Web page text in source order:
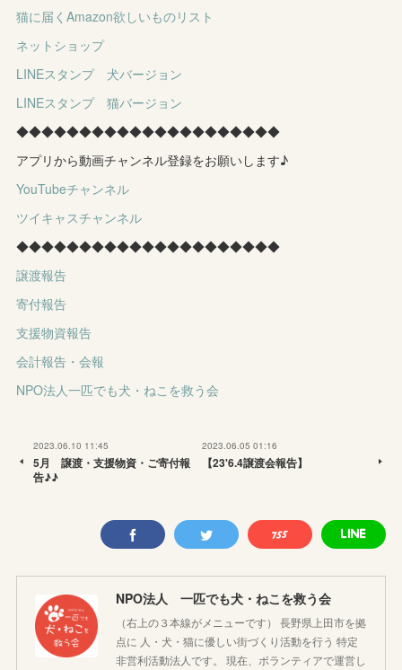
猫に届くAmazon欲しいものリスト
ネットショップ
LINEスタンプ 犬バージョン
LINEスタンプ 猫バージョン
◆◆◆◆◆◆◆◆◆◆◆◆◆◆◆◆◆◆◆◆◆
アプリから動画チャンネル登録をお願いします♪
YouTubeチャンネル
ツイキャスチャンネル
◆◆◆◆◆◆◆◆◆◆◆◆◆◆◆◆◆◆◆◆◆
譲渡報告
寄付報告
支援物資報告
会計報告・会報
NPO法人一匹でも犬・ねこを救う会
2023.06.10 11:45
5月 譲渡・支援物資・ご寄付報
告♪♪
2023.06.05 01:16
【23'6.4譲渡会報告】
NPO法人 一匹でも犬・ねこを救う会
（右上の３本線がメニューです） 長野県上田市を拠
点に 人・犬・猫に優しい街づくり活動を行う 特定
非営利活動法人です。 現在、ボランティアで運営し